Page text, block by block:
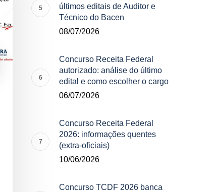
últimos editais de Auditor e
Técnico do Bacen
08/07/2026
Concurso Receita Federal
autorizado: análise do último
edital e como escolher o cargo
06/07/2026
Concurso Receita Federal
2026: informações quentes
(extra-oficiais)
10/06/2026
Concurso TCDF 2026 banca